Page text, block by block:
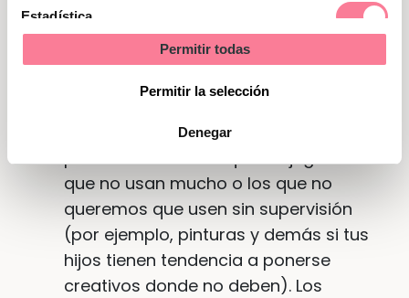
Estadística
Permitir todas
Permitir la selección
Denegar
muy beneficioso, por ejemplo, parael
aprendizaje de las matemáticas.
Una estantería nos permitirá colocar
En los estantes superiores
que no usan mucho o los que no
queremos que usen sin supervisión
(por ejemplo, pinturas y demás si tus
hijos tienen tendencia a ponerse
creativos donde no deben). Los